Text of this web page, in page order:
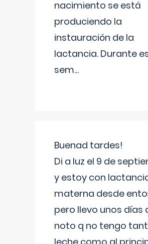
nacimiento se está
produciendo la
instauración de la
lactancia. Durante
sem...
Buenad tardes!
Di a luz el 9 de
y estoy con
materna desde
pero llevo unos días
noto q no tengo